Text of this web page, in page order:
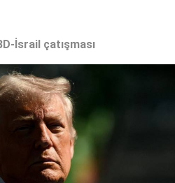
İsrail çatışması